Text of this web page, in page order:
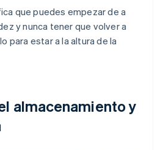
que puedes empezar de a
y nunca tener que volver a
para estar a la altura de la
almacenamiento y